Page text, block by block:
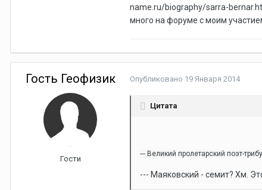
name.ru/biography/sarra-
много на форуме с моим
Гость Геофизик
Гости
Опубликовано 19 Января 2014
Цитата
--- Великий пролетарский поэт-
--- Маяковский - семит? Хм.